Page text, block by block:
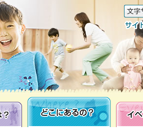
どこにあるの？ イベン